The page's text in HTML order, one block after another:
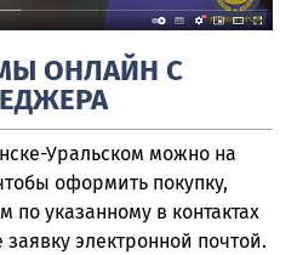
ОНЛАЙН С
Уральском можно на
оформить покупку,
указанному в контактах
электронной почтой.